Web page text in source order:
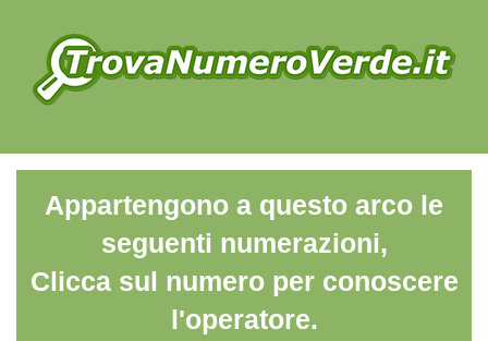
Appartengono a questo arco le
seguenti numerazioni,
Clicca sul numero per conoscere
l'operatore.